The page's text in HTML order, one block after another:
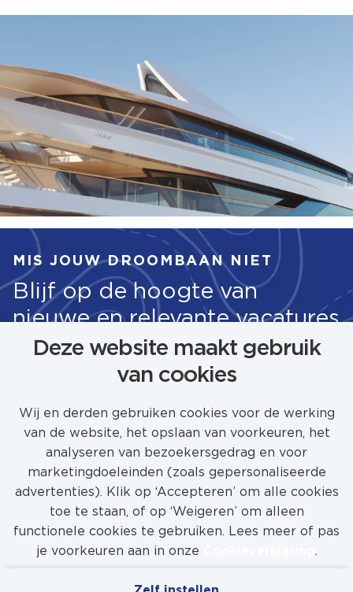
Deze website maakt gebruik
van cookies
Wij en derden gebruiken cookies voor de werking
van de website, het opslaan van voorkeuren, het
analyseren van bezoekersgedrag en voor
marketingdoeleinden (zoals gepersonaliseerde
advertenties). Klik op ‘Accepteren’ om alle cookies
toe te staan, of op ‘Weigeren’ om alleen
functionele cookies te gebruiken. Lees meer of pas
je voorkeuren aan in onze
.
MIS JOUW DROOMBAAN NIET
Blijf op de hoogte van
nieuwe en relevante vacatures
STEL JOB ALERT IN